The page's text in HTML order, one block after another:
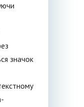
значок